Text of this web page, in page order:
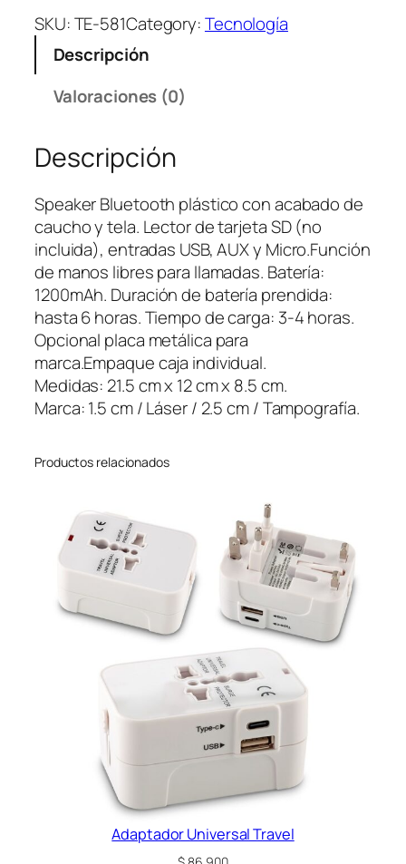
e
a
l
u
e
t
o
o
t
h
V
o
r
t
c
SKU:TE-581Category:Tecnología
Descripción
Valoraciones (0)
Descripción
Speaker Bluetooth plástico con acabado de
caucho y tela. Lector de tarjeta SD (no
incluida), entradas USB, AUX y Micro.Función
de manos libres para llamadas. Batería:
1200mAh. Duración de batería prendida:
hasta 6 horas. Tiempo de carga: 3-4 horas.
Opcional placa metálica para
marca.Empaque caja individual.
Medidas: 21.5 cm x 12 cm x 8.5 cm.
Marca: 1.5 cm / Láser / 2.5 cm / Tampografía.
Productos relacionados
Adaptador Universal Travel